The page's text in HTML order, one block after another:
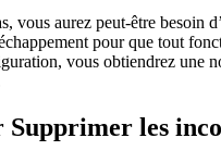
vous aurez peut-être besoin
pour que tout
vous obtiendrez une
Supprimer les